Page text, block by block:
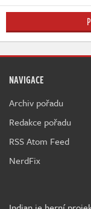
NAVIGACE
Archiv pořadu
Redakce pořadu
RSS Atom Feed
NerdFix